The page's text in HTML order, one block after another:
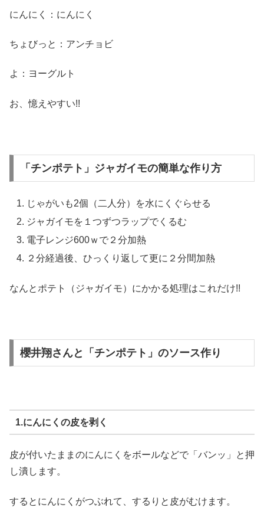
にんにく：にんにく
ちょびっと：アンチョビ
よ：ヨーグルト
お、憶えやすい!!
「チンポテト」ジャガイモの簡単な作り方
じゃがいも2個（二人分）を水にくぐらせる
ジャガイモを１つずつラップでくるむ
電子レンジ600ｗで２分加熱
２分経過後、ひっくり返して更に２分間加熱
なんとポテト（ジャガイモ）にかかる処理はこれだけ!!
櫻井翔さんと「チンポテト」のソース作り
1.にんにくの皮を剥く
皮が付いたままのにんにくをボールなどで「バンッ」と押
し潰します。
するとにんにくがつぶれて、するりと皮がむけます。